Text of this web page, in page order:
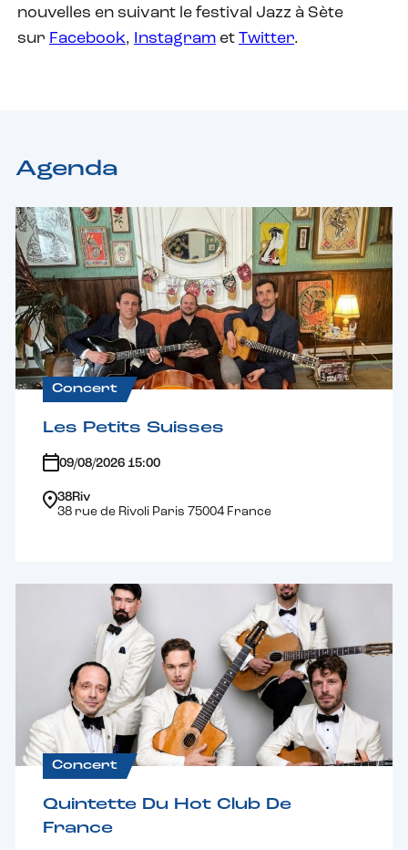
nouvelles en suivant le festival Jazz à Sète
sur Facebook, Instagram et Twitter.
Agenda
Concert
Les Petits Suisses
09/08/2026 15:00
38Riv
38 rue de Rivoli Paris 75004 France
Concert
Quintette Du Hot Club De
France